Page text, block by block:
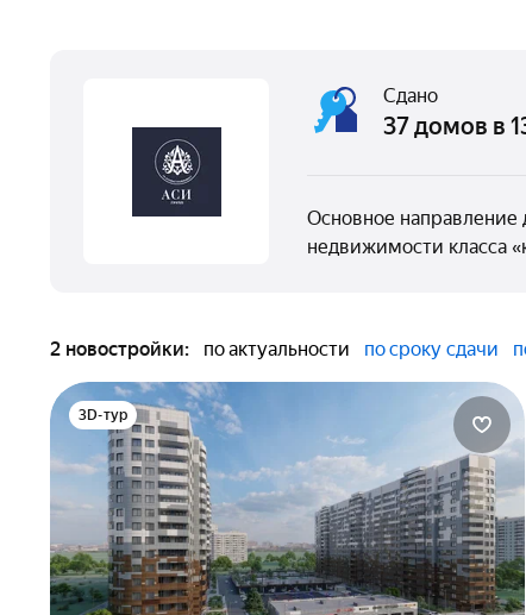
Сдано
37 домов в
Основное направление
недвижимости класса
2 новостройки: по актуальности по сроку сдачи
3D-тур